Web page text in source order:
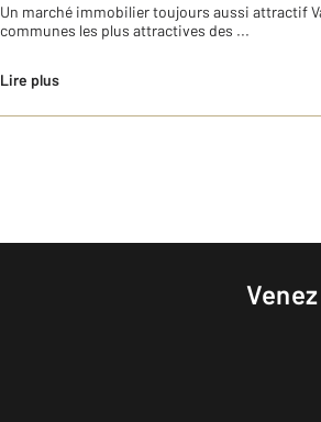
Un marché immobilier toujours aussi attractif
communes les plus attractives des ...
Lire plus